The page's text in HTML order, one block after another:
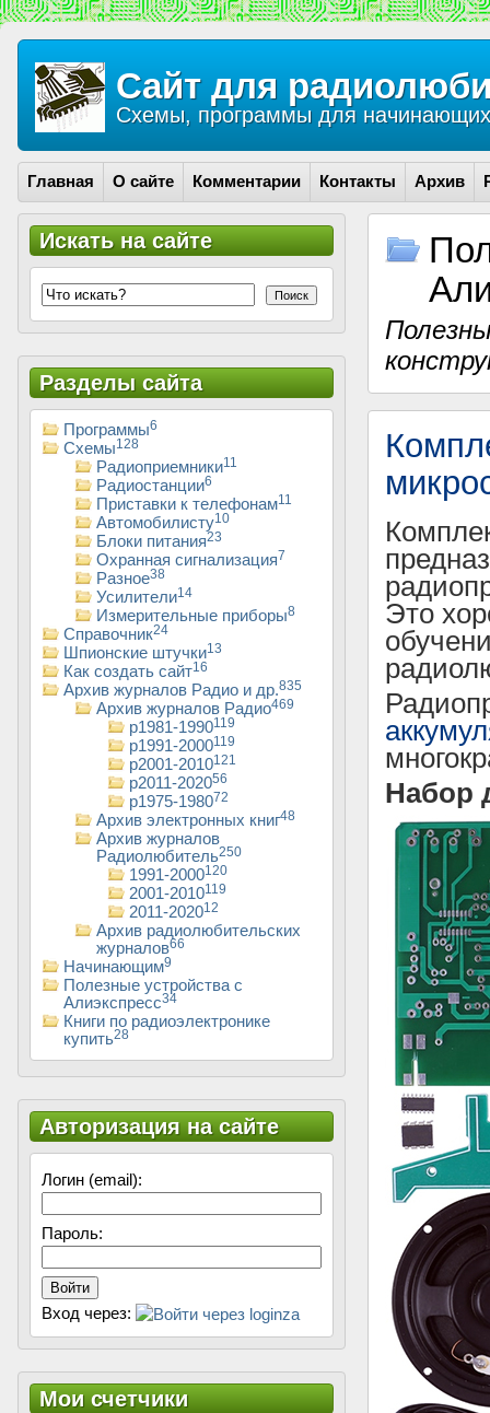
Сайт для
Схемы, программы для
Главная О сайте Комментарии Контакты Архив
Это
Набор
Искать на сайте
Поиск
Разделы сайта
Программы6
Схемы128
Радиоприемники11
Радиостанции6
Приставки к телефонам11
Автомобилисту10
Блоки питания23
Охранная сигнализация7
Разное38
Усилители14
Измерительные приборы8
Справочник24
Шпионские штучки13
Как создать сайт16
Архив журналов Радио и др.835
Архив журналов Радио469
р1981-1990119
р1991-2000119
р2001-2010121
р2011-202056
р1975-198072
Архив электронных книг48
Архив журналов
Радиолюбитель250
1991-2000120
2001-2010119
2011-202012
Архив радиолюбительских
журналов66
Начинающим9
Полезные устройства с
Алиэкспресс34
Книги по радиоэлектронике
купить28
Авторизация на сайте
Логин (email):
Пароль:
Войти
Вход через:
Мои счетчики